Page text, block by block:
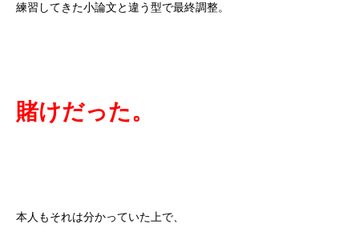
練習してきた小論文と違う型で最終調整。
賭けだった。
本人もそれは分かっていた上で、